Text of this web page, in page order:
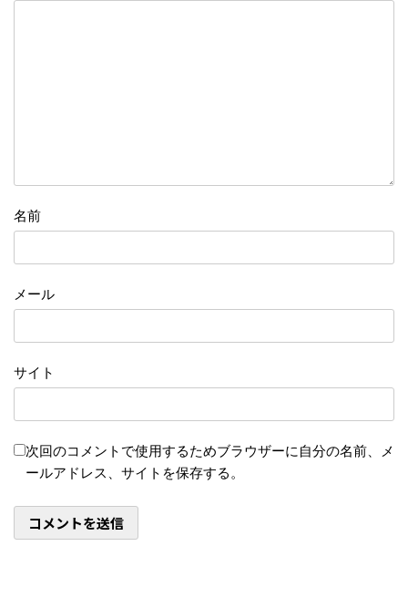
名前
メール
サイト
次回のコメントで使用するためブラウザーに自分の名前、メ
ールアドレス、サイトを保存する。